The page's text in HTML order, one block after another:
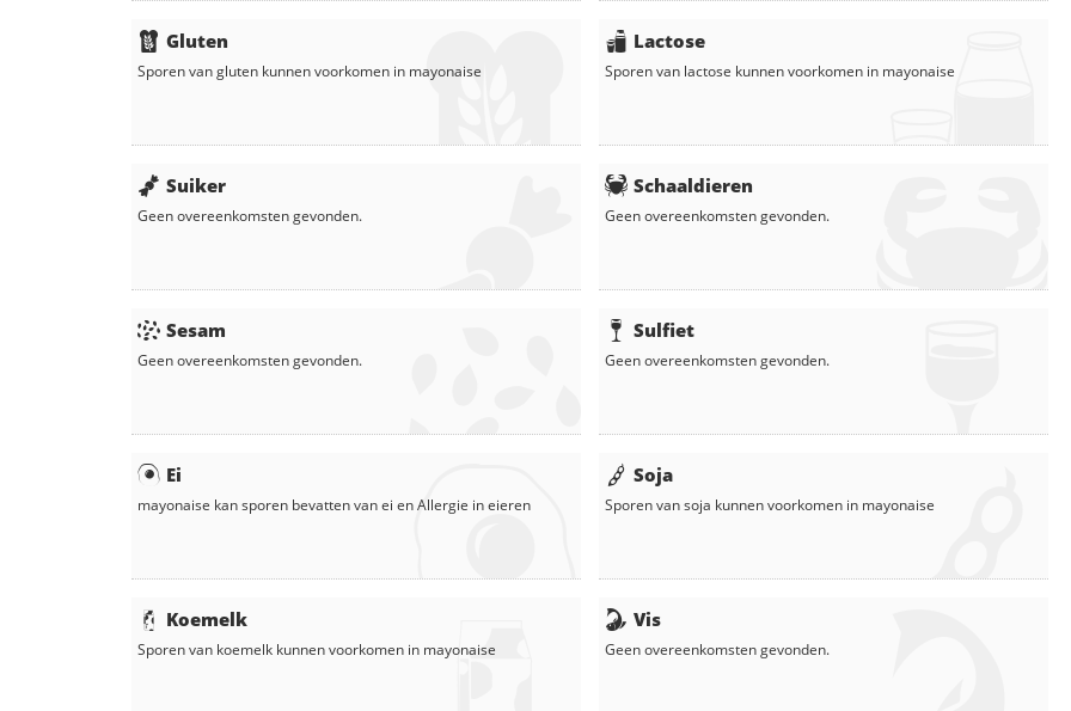
Gluten
Sporen van gluten kunnen voorkomen in mayonaise
Suiker
Geen overeenkomsten gevonden.
Sesam
Geen overeenkomsten gevonden.
Ei
mayonaise kan sporen bevatten van ei enAllergie ineieren
Koemelk
Sporen van koemelk kunnen voorkomen in mayonaise
Lactose
Sporen van lactose kunnen voorkomen in mayonaise
Schaaldieren
Geen overeenkomsten gevonden.
Sulfiet
Geen overeenkomsten gevonden.
Soja
Sporen van soja kunnen voorkomen in mayonaise
Vis
Geen overeenkomsten gevonden.